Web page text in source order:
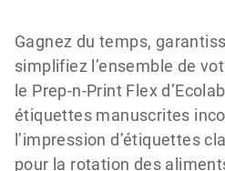
Gagnez du temps,
simplifiez l’ensemble de
le Prep-n-Print Flex
étiquettes manuscrites
l’impression d’étiquettes
pour la rotation des